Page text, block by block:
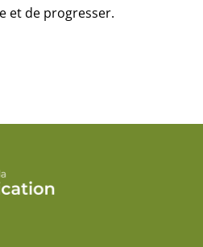
et de progresser.